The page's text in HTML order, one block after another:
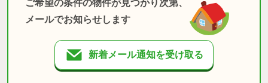
ご希望の条件の物件が見つかり次第、
メールでお知らせします
新着メール通知を受け取る